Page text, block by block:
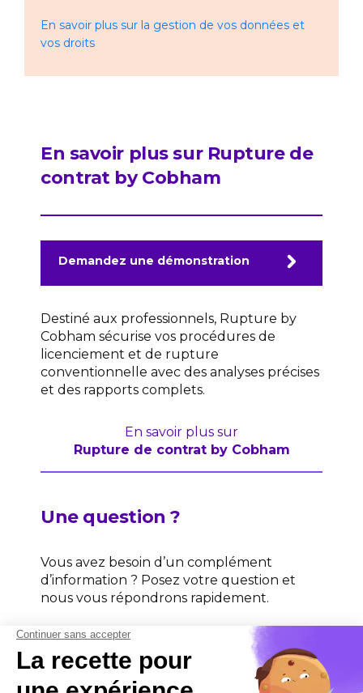
En savoir plus sur la gestion de vos données et
vos droits
En savoir plus sur Rupture de
contrat by Cobham
Demandez une démonstration
Destiné aux professionnels, Rupture by
Cobham sécurise vos procédures de
licenciement et de rupture
conventionnelle avec des analyses précises
et des rapports complets.
En savoir plus sur
Rupture de contrat by Cobham
Une question ?
Vous avez besoin d’un complément
d’information ? Posez votre question et
nous vous répondrons rapidement.
Contactez-nous